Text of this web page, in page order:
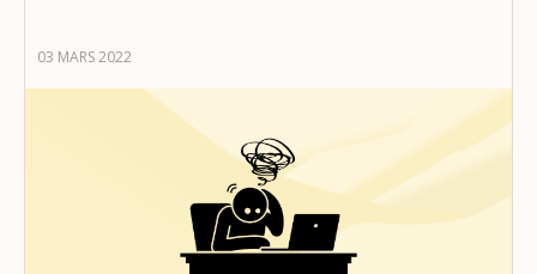
03 MARS 2022